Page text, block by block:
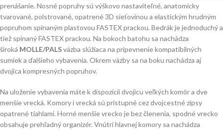
prenášanie. Nosné popruhy sú výškovo nastaviteľné, anatomicky
tvarované, polstrované, opatrené 3D sieťovinou a elastickým hrudným
popruhom spínaným plastovou FASTEX prackou. Bedrák je jednoduchý a
tiež spínaný FASTEX prackou. Na bokoch batohu sa nachádza
široká MOLLE/PALSväzba slúžiaca na pripevnenie kompatibilných
sumiek a ďalšieho vybavenia. Okrem väzby sa na boku nachádza aj
dvojica kompresných popruhov.
Na uloženie vybavenia máte k dispozícii dvojicu veľkých komôr a dve
menšie vrecká. Komory i vrecká sú prístupné cez dvojcestné zipsy
opatrené tiahlami. Horné menšie vrecko je bez členenia, spodné vrecko
obsahuje prehľadný organizér. Vnútri hlavnej komory sa nachádza